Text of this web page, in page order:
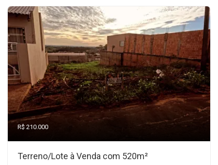
R$ 210.000
Terreno/Lote à Venda com 520m²